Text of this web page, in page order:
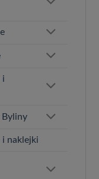
i
Byliny
i naklejki